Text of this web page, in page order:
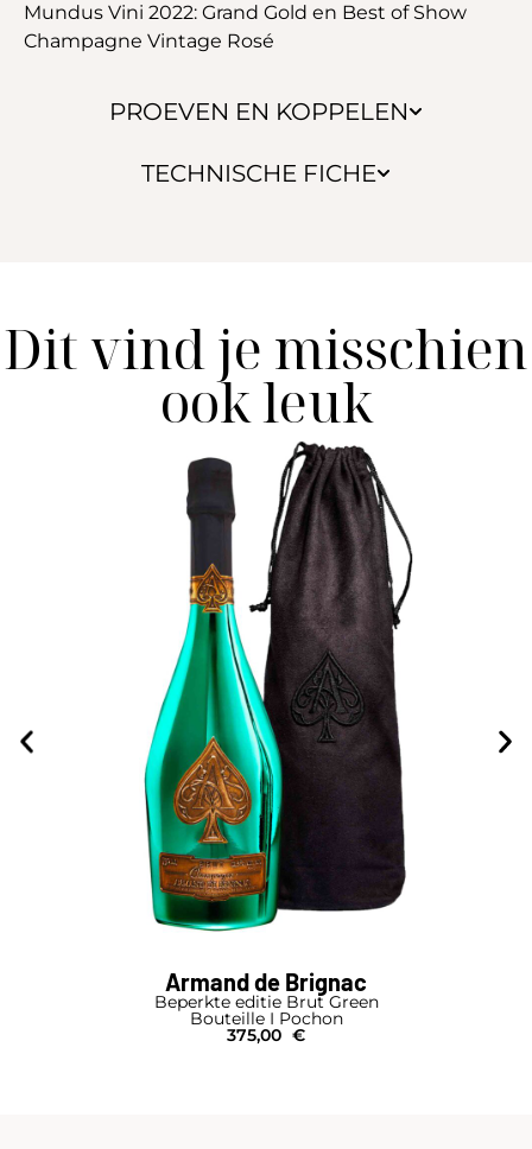
PROEVEN EN KOPPELEN
TECHNISCHE FICHE
Mundus Vini 2022: Grand Gold en Best of Show
Champagne Vintage Rosé
Dit vind je misschien
ook leuk
Armand de Brignac
Beperkte editie Brut Green
Bouteille I Pochon
375,00 €